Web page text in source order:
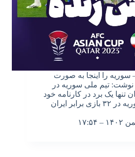
سوریه را اینجا به صورت
رایگان ببینید: ورزش ۳ نوشت: تیم ملی سوریه در
تنها یک برد در کارنامه خود
داردتیم ملی فوتبال سوریه در ۳۲ بازی برابر ایران